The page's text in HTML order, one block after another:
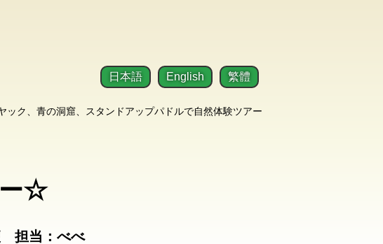
ク、青の洞窟、スタンドアップパドルで自然体験ツアー
日本語 English 繁體
☆
担当：べべ